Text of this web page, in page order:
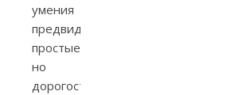
умения
предвидеть
простые,
но
дорогостоящие